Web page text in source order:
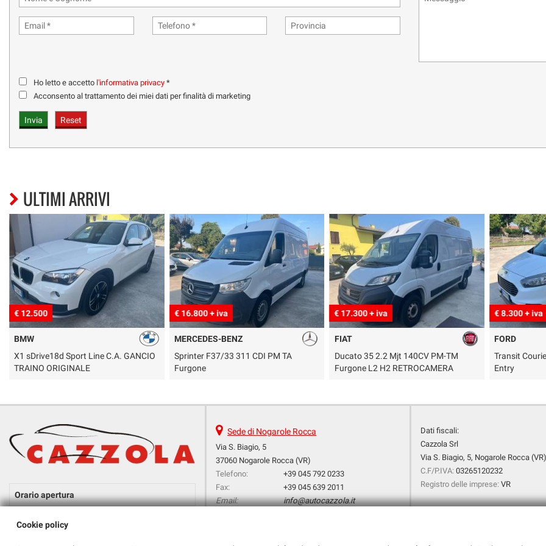
Ho letto e accetto l'informativa privacy *
Acconsento al trattamento dei miei dati per finalità di marketing
ULTIMI ARRIVI
€ 12.500
BMW
X1 sDrive18d Sport Line C.A. GANCIO
TRAINO ORIGINALE
€ 16.800 + iva
MERCEDES-BENZ
Sprinter F37/33 311 CDI PM TA
Furgone
€ 17.300 + iva
FIAT
Ducato 35 2.2 Mjt 140CV PM-TM
Furgone L2 H2 RETROCAMERA
€ 8.300 + iva
FORD
Transit
Entry
Orario apertura
Ven:
Sede di Nogarole Rocca
Via S. Biagio, 5
37060 Nogarole Rocca (VR)
Telefono:
+39 045 792 0233
Fax:
+39 045 639 2011
Email:
info@autocazzola.it
Dati fiscali:
Cazzola Srl
Via S. Biagio, 5, Nogarole Rocca (VR)
C.F/P.IVA: 03265120232
Registro delle imprese: VR
Cookie policy